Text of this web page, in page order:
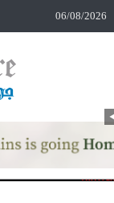
06/08/2026